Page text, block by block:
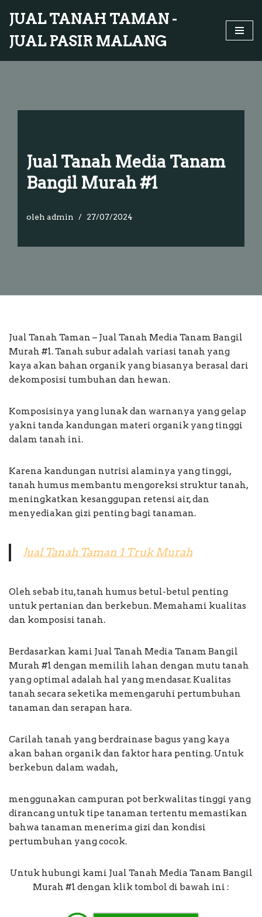
ke
konten
JUAL TANAH TAMAN -
JUAL PASIR MALANG
Jual Tanah Media Tanam
Bangil Murah #1
oleh admin 27/07/2024
Jual Tanah Taman – Jual Tanah Media Tanam Bangil
Murah #1. Tanah subur adalah variasi tanah yang
kaya akan bahan organik yang biasanya berasal dari
dekomposisi tumbuhan dan hewan.
Komposisinya yang lunak dan warnanya yang gelap
yakni tanda kandungan materi organik yang tinggi
dalam tanah ini.
Karena kandungan nutrisi alaminya yang tinggi,
tanah humus membantu mengoreksi struktur tanah,
meningkatkan kesanggupan retensi air, dan
menyediakan gizi penting bagi tanaman.
Jual Tanah Taman 1 Truk Murah
Oleh sebab itu, tanah humus betul-betul penting
untuk pertanian dan berkebun. Memahami kualitas
dan komposisi tanah.
Berdasarkan kami Jual Tanah Media Tanam Bangil
Murah #1 dengan memilih lahan dengan mutu tanah
yang optimal adalah hal yang mendasar. Kualitas
tanah secara seketika memengaruhi pertumbuhan
tanaman dan serapan hara.
Carilah tanah yang berdrainase bagus yang kaya
akan bahan organik dan faktor hara penting. Untuk
berkebun dalam wadah,
menggunakan campuran pot berkwalitas tinggi yang
dirancang untuk tipe tanaman tertentu memastikan
bahwa tanaman menerima gizi dan kondisi
pertumbuhan yang cocok.
Untuk hubungi kami Jual Tanah Media Tanam Bangil
Murah #1 dengan klik tombol di bawah ini :